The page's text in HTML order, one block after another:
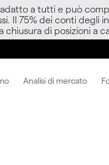
a tutti e può
Il 75% dei conti
di posizioni a
Analisi di mercato